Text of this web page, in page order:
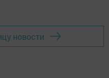
новости